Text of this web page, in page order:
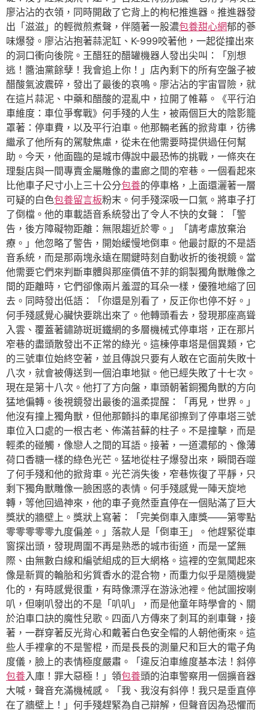
廖沾沾的衣領，同時開啟了它背上的枸杞推進器。推進器發
出「滋滋」的輕微煎煮聲，伴隨著一股濃包養甜心網郁的蔘
味爆發。廖沾沾抱著蒜泥缸、K-999咬著他，一起從撞出來
的洞口衝向後院。王醋狂的醋罐機器人發出尖叫：「別想
逃！醬油黨餘孽！我會追上你！」店內剩下的所有空盤子被
醋酸氣波震碎，發出了最後的哀鳴。廖沾沾的宇宙冒險，就
在這片蒜泥、中藥和醋酸的混亂中，拉開了帷幕。《平行泊
車維度：車位爭奪戰》何手殘的人生，被兩個巨大的陰影籠
罩著：停車費，以及平行泊車。他那輛老舊的掀背車，彷彿
繼承了他所有的駕駛焦慮，從未在他需要時提供過任何幫
助。今天，他面臨的是城市傳說中最恐怖的挑戰，一條夾在
理髮店與一間專賣金屬雕像的畫廊之間的窄巷。一個看起來
比他車子尺寸小上三十公分包養的停車格，上面還灑著一層
可疑的白色包養留言板粉末。何手殘深吸一口氣。將車子打
了倒檔。他的車載語音系統發出了令人不快的女聲：「警
告，後方障礙物距離：無限趨近於零。」「請考慮放棄治
療。」他忽略了警告，開始緩慢地倒車。他最討厭的不是語
音系統，而是那兩塊永遠在關鍵時刻自動收折的後視鏡。當
他需要它們來判斷車體與那座價值不菲的銅製獨角獸雕像之
間的距離時，它們卻像兩片羞澀的耳朵一樣，優雅地縮了回
去。同時發出低語：「你還是別看了，反正你也停不好。」
何手殘感覺心臟快要跳出來了。他轉頭看去，發現那座高聳
入雲、覆蓋著鏽跡斑斑鐵網的多層機械式停車塔，正在那片
窄巷的盡頭散發出不正常的綠光。這棟停車塔是個異類，它
的三號車位始終空著，並且傳說只要有人敢在它面前失敗十
八次，就會被傳送到一個泊車地獄。他已經失敗了十七次。
現在是第十八次。他打了方向盤，車頭朝著銅獨角獸的方向
猛地偏轉。後視鏡發出最後的溫柔提醒：「再見，世界。」
他沒有撞上獨角獸，但他那顫抖的車尾卻擦到了停車塔三號
車位入口處的一根古老、佈滿苔蘚的柱子。不是撞擊，而是
輕柔的碰觸，像戀人之間的耳語。接著，一道濃郁的、像薄
荷口香糖一樣的綠色光芒。猛地從柱子爆發出來，瞬間吞噬
了何手殘和他的掀背車。光芒消失後，窄巷恢復了平靜，只
剩下獨角獸雕像一臉困惑的表情。何手殘感覺一陣天旋地
轉，等他回過神來，他的車子竟然垂直停在一個貼滿了巨大
獎狀的牆壁上。獎狀上寫著：「完美倒車入庫獎——第零點
零零零零零九度偏差。」落款人是「倒車王」。他趕緊從車
窗探出頭，發現周圍不再是熟悉的城市街道，而是一望無
際、由無數白線和編號組成的巨大網格。這裡的空氣聞起來
像是新買的輪胎和劣質香水的混合物，而重力似乎是隨機變
化的，有時感覺很重，有時像漂浮在游泳池裡。他試圖按喇
叭，但喇叭發出的不是「叭叭」，而是他童年時學會的、關
於泊車口訣的魔性兒歌。四面八方傳來了刺耳的剎車聲，接
著，一群穿著反光背心和戴著白色安全帽的人朝他衝來。這
些人手裡拿的不是警棍，而是長長的測量尺和巨大的電子角
度儀，臉上的表情極度嚴肅。「違反泊車維度基本法！斜停
包養入庫！罪大惡極！」領包養頭的泊車警察用一個擴音器
大喊，聲音充滿機械感。「我、我沒有斜停！我只是垂直停
在了牆壁上！」何手殘趕緊為自己辯解，但聲音因為恐懼而